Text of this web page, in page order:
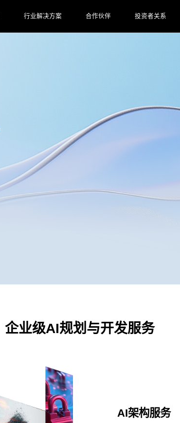
行业解决方案 合作伙伴 投资者关系
企业级AI规划与开发服务
AI架构服务